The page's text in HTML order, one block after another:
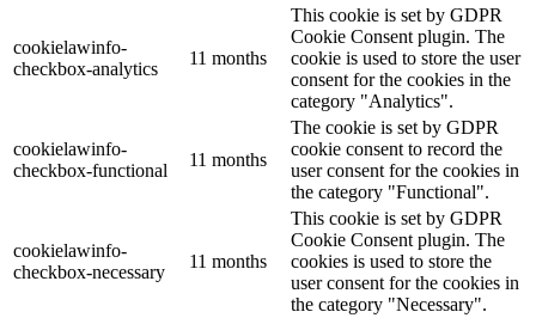
cookielawinfo-
checkbox-analytics
11 months
This cookie is set by GDPR
Cookie Consent plugin. The
cookie is used to store the user
consent for the cookies in the
category "Analytics".
cookielawinfo-
checkbox-functional
11 months
The cookie is set by GDPR
cookie consent to record the
user consent for the cookies in
the category "Functional".
cookielawinfo-
checkbox-necessary
11 months
This cookie is set by GDPR
Cookie Consent plugin. The
cookies is used to store the
user consent for the cookies in
the category "Necessary".